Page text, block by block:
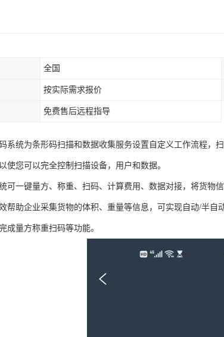
全国
按实际需求报价
免费售后远程指导
系统为条形码扫描和数据收集服务设置自定义工作流程，
使您可以完全控制扫描设备，用户和数据。
可一键量方、称重、扫码、计算费用、数据对接，将货物
帮助企业采集货物的体积、重量等信息，可实现自动/半
成量方称重扫码等功能。